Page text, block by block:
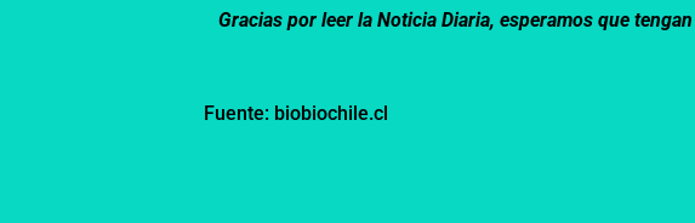
Gracias por leer la Noticia Diaria, esperamos que
Fuente: biobiochile.cl